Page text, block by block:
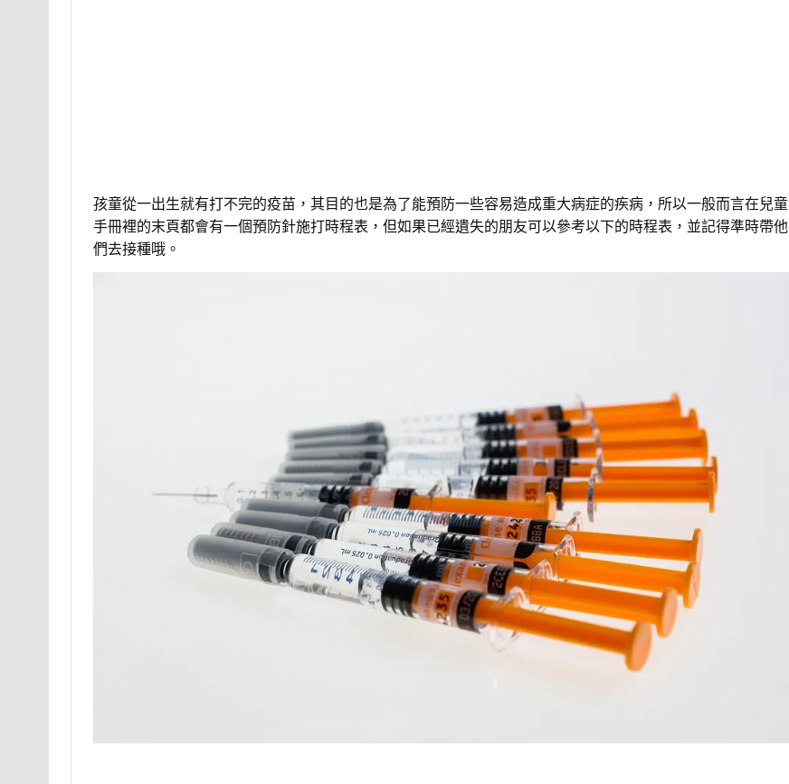
孩童從一出生就有打不完的疫苗，其目的也是為了能預防一些容易造成重大病症的疾病，所以一般而言在兒童
手冊裡的末頁都會有一個預防針施打時程表，但如果已經遺失的朋友可以參考以下的時程表，並記得準時帶他
們去接種哦。